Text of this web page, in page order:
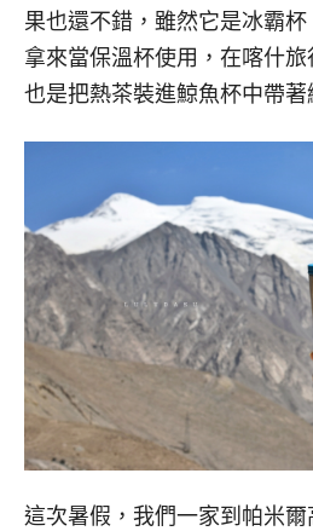
果也還不錯，雖然它是冰霸
拿來當保溫杯使用，在喀什
也是把熱茶裝進鯨魚杯中帶著
這次暑假，我們一家到帕米